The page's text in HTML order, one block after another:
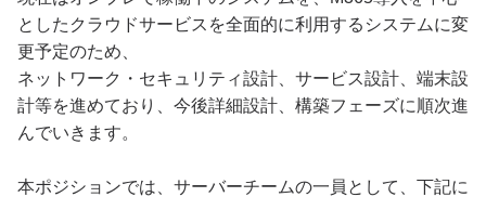
としたクラウドサービスを全面的に利用するシステムに変
更予定のため、
ネットワーク・セキュリティ設計、サービス設計、端末設
計等を進めており、今後詳細設計、構築フェーズに順次進
んでいきます。
本ポジションでは、サーバーチームの一員として、下記に